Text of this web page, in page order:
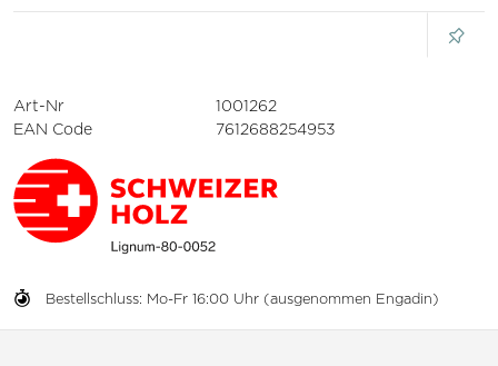
Bestellschluss: Mo-Fr 16:00 Uhr (ausgenommen Engadin)
Art-Nr
1001262
EAN Code
7612688254953